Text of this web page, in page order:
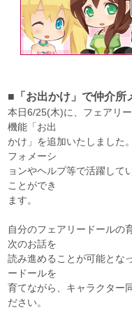
■「お出かけ」で仲介所
本日6/25(木)に、フェアリ
機能「お出
かけ」を追加いたしました
フォメーシ
ョンやヘルプ等で活躍して
ことができ
ます。
自分のフェアリードールの
次のお話を
読み進めることが可能とな
ードールを
育てながら、キャラクター
ださい。